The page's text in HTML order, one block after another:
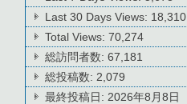
Last 30 Days Views: 18,310
Total Views:70,274
総訪問者数:67,181
総投稿数: 2,079
最終投稿日: 2026年8月8日